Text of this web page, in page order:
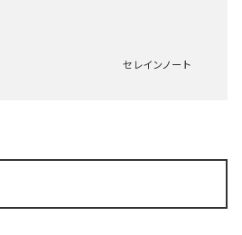
セレインノート